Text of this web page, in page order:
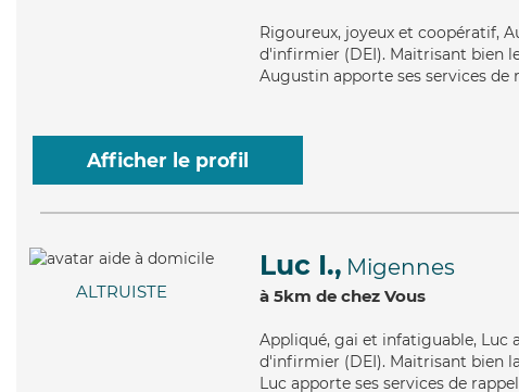
Rigoureux, joyeux et coopératif,
d'infirmier (DEI). Maitrisant bien
Augustin apporte ses services de
Afficher le profil
ALTRUISTE
Luc I., Migennes
à 5km de chez Vous
Appliqué, gai et infatiguable, Luc
d'infirmier (DEI). Maitrisant bien
Luc apporte ses services de